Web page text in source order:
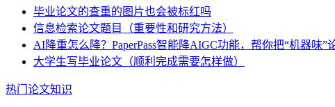
毕业论文的查重的图片也会被标红吗
信息检索论文题目（重要性和研究方法）
AI降重怎么降？PaperPass智能降AIGC功能，帮你把“机器味”
大学生写毕业论文（顺利完成需要怎样做）
热门论文知识